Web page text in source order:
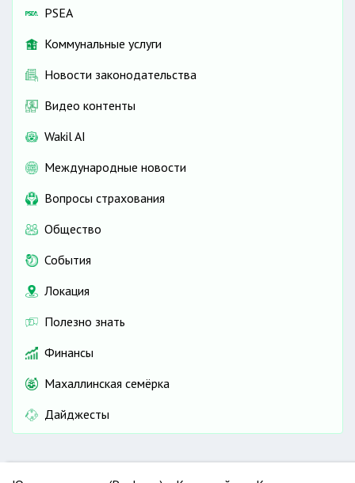
PSEA
Коммунальные услуги
Новости законодательства
Видео контенты
Wakil AI
Международные новости
Вопросы страхования
Общество
События
Локация
Полезно знать
Финансы
Махаллинская семёрка
Дайджесты